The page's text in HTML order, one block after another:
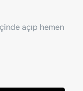
açıp hemen